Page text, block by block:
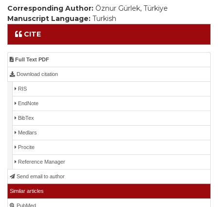
Corresponding Author: Öznur Gürlek, Türkiye
Manuscript Language: Turkish
CITE
Full Text PDF
Download citation
RIS
EndNote
BibTex
Medlars
Procite
Reference Manager
Send email to author
Similar articles
PubMed